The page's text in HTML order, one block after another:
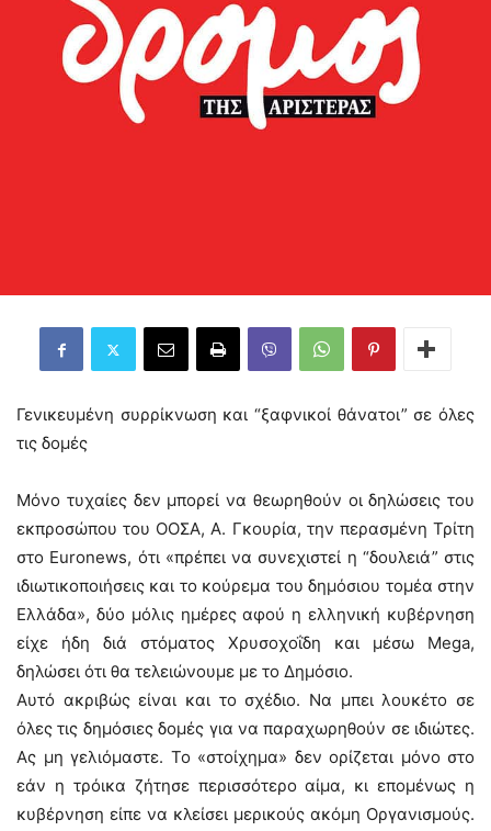
Γενικευμένη συρρίκνωση και “ξαφνικοί θάνατοι” σε όλες
τις δομές
Μόνο τυχαίες δεν μπορεί να θεωρηθούν οι δηλώσεις του
εκπροσώπου του ΟΟΣΑ, Α. Γκουρία, την περασμένη Τρίτη
στο Euronews, ότι «πρέπει να συνεχιστεί η “δουλειά” στις
ιδιωτικοποιήσεις και το κούρεμα του δημόσιου τομέα στην
Ελλάδα», δύο μόλις ημέρες αφού η ελληνική κυβέρνηση
είχε ήδη διά στόματος Χρυσοχοΐδη και μέσω Mega,
δηλώσει ότι θα τελειώνουμε με το Δημόσιο.
Αυτό ακριβώς είναι και το σχέδιο. Να μπει λουκέτο σε
όλες τις δημόσιες δομές για να παραχωρηθούν σε ιδιώτες.
Ας μη γελιόμαστε. Το «στοίχημα» δεν ορίζεται μόνο στο
εάν η τρόικα ζήτησε περισσότερο αίμα, κι επομένως η
κυβέρνηση είπε να κλείσει μερικούς ακόμη Οργανισμούς.